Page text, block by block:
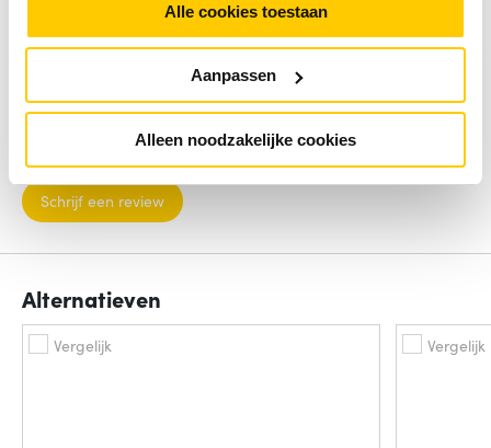
Alle cookies toestaan
Aanpassen
Alleen noodzakelijke cookies
Beoordelingen binnenkort beschikbaar
Deel je ervaring met het product door het schrijven van een
Schrijf een review
Alternatieven
Vergelijk Vergelijk